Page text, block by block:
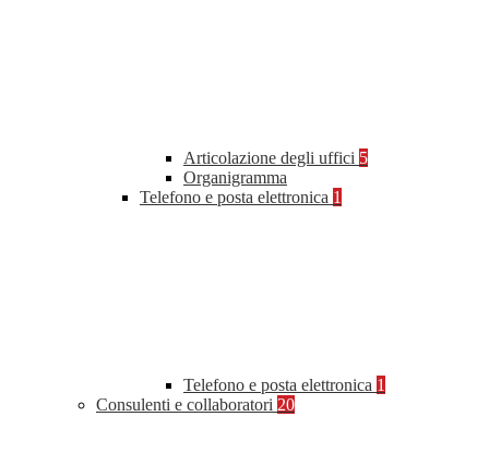
Articolazione degli uffici 5
Organigramma
Telefono e posta elettronica 1
Telefono e posta elettronica 1
Consulenti e collaboratori 20